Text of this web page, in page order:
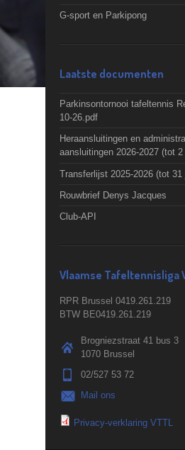
G-sport en Parkipong
Laatste documenten
Parkinsontornooi tafeltennis
10-26.pdf
Heraansluitingen en
aansluitingen 2026-2027 (tot
Transferlijst 2025-2026 (tot 31
Rouwbrief Denys Jacques
Club-API
Vlaamse Tafeltennisliga
RPR Brussel 0419.261.219
BTW BE0419.261.219
Brogniezstraat 41 bus 3
1070 Brussel
02/527 53 72
Mail ons
Privacy-verklaring VTTL